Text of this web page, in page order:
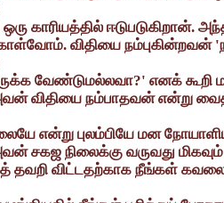
காரியத்தில் ஈடுபடுகிறான்.
விதியை நம்புகின்றவன் '
வேண்டுமல்லவா?' எனக் கூறி
விதியை நம்பாதவன் என்று
என்று புலம்பியே மன
சகஜ நிலைக்கு வருவது
தவறி விட்டதற்காக நீங்கள்